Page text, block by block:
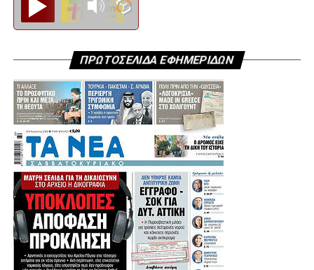
.
ΠΡΩΤΟΣΕΛΙΔΑ ΕΦΗΜΕΡΙΔΩΝ